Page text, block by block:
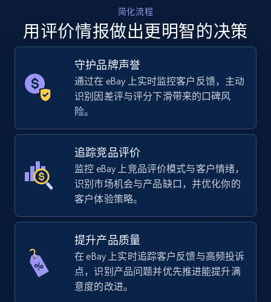
Walmart - products - Collects products by
specific keywords
URL, Final price, Sku, Currency, Gtin,
Specifications, Image urls, Top reviews, and
more.
5.6K+ 875+ 立即开始
Walmart - products - Discover products by
using sku numbers
URL, Final price, Sku, Currency, Gtin,
Specifications, Image urls, Top reviews, and
more.
875+ 立即开始
简化流程
用评价情报做出更明智的决策
守护品牌声誉
通过在 eBay 上实时监控客户反馈，主动
识别因差评与评分下滑带来的口碑风
险。
追踪竞品评价
监控 eBay 上竞品评价模式与客户情绪，
识别市场机会与产品缺口，并优化你的
客户体验策略。
提升产品质量
在 eBay 上实时追踪客户反馈与高频投诉
点，识别产品问题并优先推进能提升满
意度的改进。